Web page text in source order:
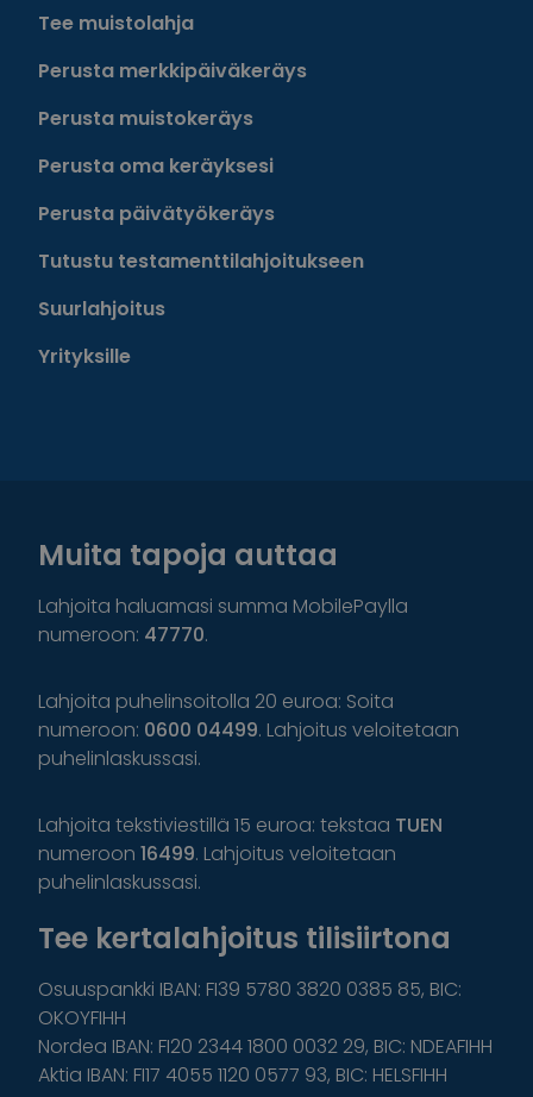
Tee muistolahja
Perusta merkkipäiväkeräys
Perusta muistokeräys
Perusta oma keräyksesi
Perusta päivätyökeräys
Tutustu testamenttilahjoitukseen
Suurlahjoitus
Yrityksille
Muita tapoja auttaa
Lahjoita haluamasi summa MobilePaylla
numeroon: 47770.
Lahjoita puhelinsoitolla 20 euroa: Soita
numeroon: 0600 04499. Lahjoitus veloitetaan
puhelinlaskussasi.
Lahjoita tekstiviestillä 15 euroa: tekstaa TUEN
numeroon 16499. Lahjoitus veloitetaan
puhelinlaskussasi.
Tee kertalahjoitus tilisiirtona
Osuuspankki IBAN: FI39 5780 3820 0385 85, BIC:
OKOYFIHH
Nordea IBAN: FI20 2344 1800 0032 29, BIC: NDEAFIHH
Aktia IBAN: FI17 4055 1120 0577 93, BIC: HELSFIHH